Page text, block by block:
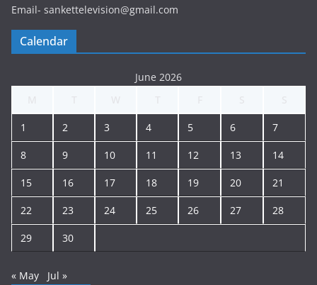
Email- sankettelevision@gmail.com
Calendar
June 2026
1 2 3 4 5 6 7
8 9 10 11 12 13 14
15 16 17 18 19 20 21
22 23 24 25 26 27 28
29 30
« May Jul »